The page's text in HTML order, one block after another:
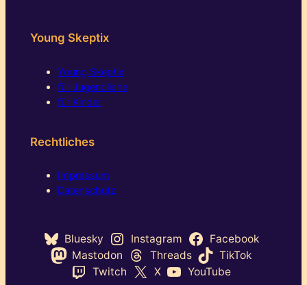
Young Skeptix
Young Skeptix
für Jugendliche
für Kinder
Rechtliches
Impressum
Datenschutz
Bluesky Instagram
Facebook
Mastodon
Threads
TikTok
Twitch
X YouTube